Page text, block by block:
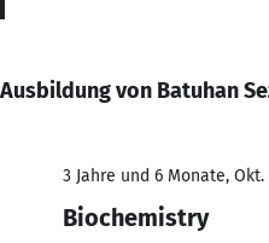
Ausbildung von Batuhan
3 Jahre und 6 Monate,
Biochemistry